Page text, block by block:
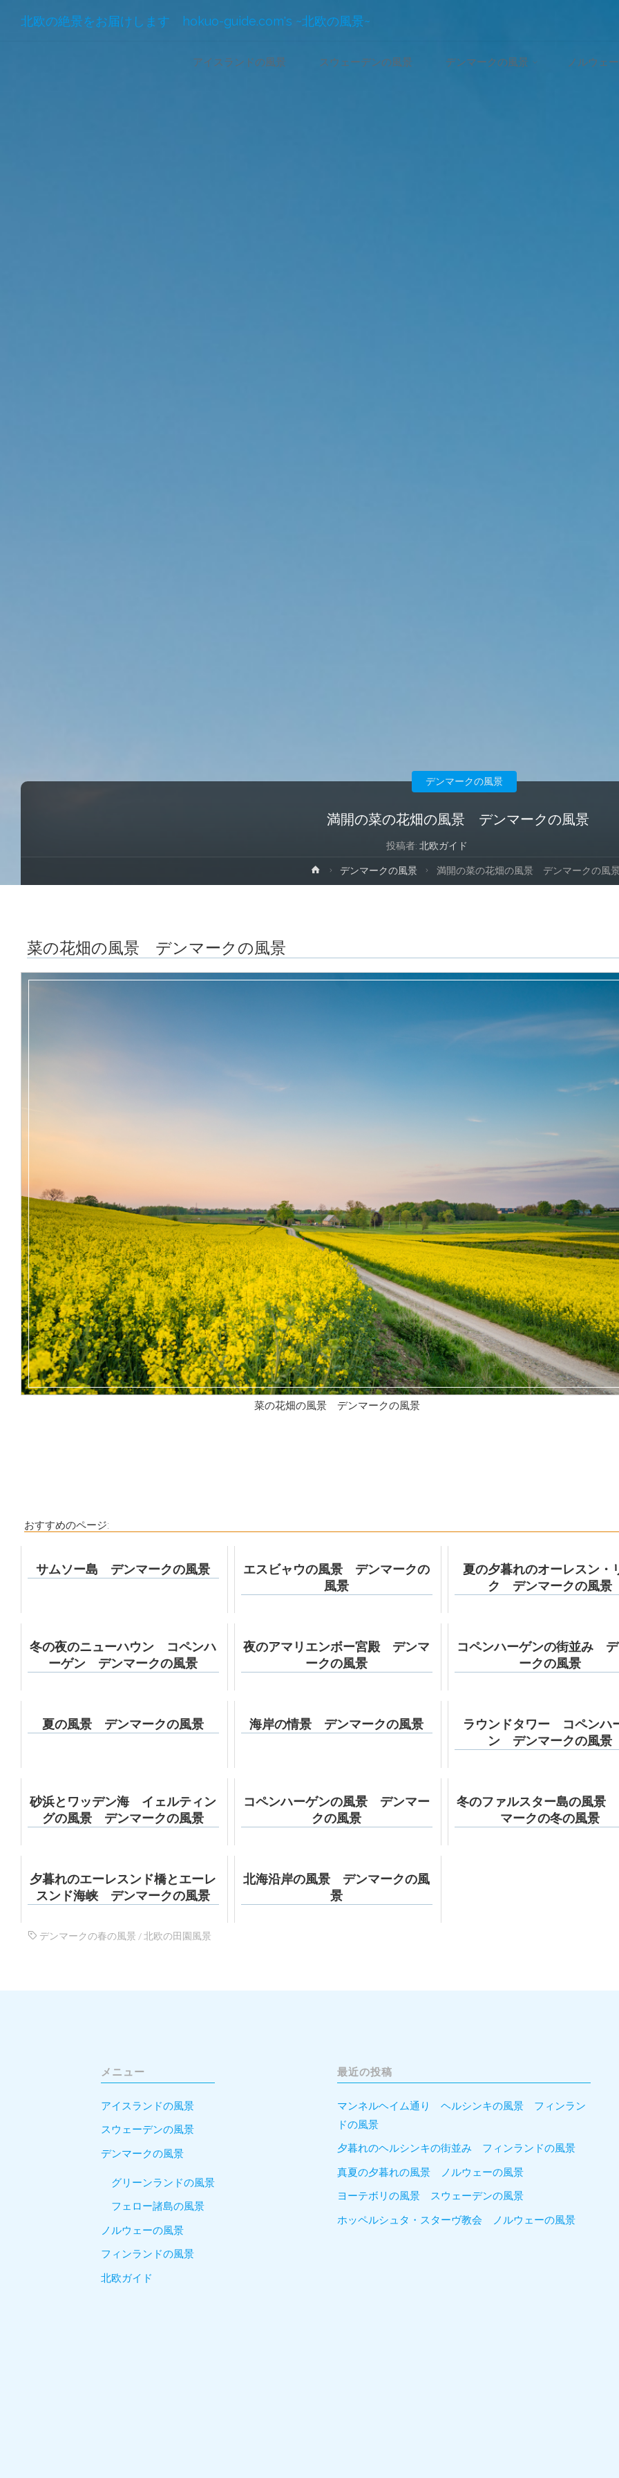
北欧の絶景をお届けします hokuo-guide.com's ~北欧の風景~
コ
アイスランドの風景 スウェーデンの風景 デンマークの風景 ノルウェ
満開の菜の花畑の風景 デンマークの風景
投稿者: 北欧ガイド
デンマークの風景
ホ
ー
デンマークの風景 満開の菜の花畑の風景 デンマークの風
菜の花畑の風景 デンマークの風景
菜の花畑の風景 デンマークの風景
おすすめのページ:
サムソー島 デンマークの風景
エスビャウの風景 デンマークの
風景
夏の夕暮れのオーレスン・
ク デンマークの風景
冬の夜のニューハウン コペンハ
ーゲン デンマークの風景
夜のアマリエンボー宮殿 デンマ
ークの風景
コペンハーゲンの街並み
ークの風景
夏の風景 デンマークの風景 海岸の情景 デンマークの風景
ラウンドタワー コペンハ
ン デンマークの風景
砂浜とワッデン海 イェルティン
グの風景 デンマークの風景
コペンハーゲンの風景 デンマー
クの風景
冬のファルスター島の風景
マークの冬の風景
夕暮れのエーレスンド橋とエーレ
スンド海峡 デンマークの風景
北海沿岸の風景 デンマークの風
景
デンマークの春の風景 / 北欧の田園風景
メニュー
アイスランドの風景
スウェーデンの風景
デンマークの風景
グリーンランドの風景
フェロー諸島の風景
ノルウェーの風景
フィンランドの風景
北欧ガイド
最近の投稿
マンネルヘイム通り ヘルシンキの風景 フィンラン
ドの風景
夕暮れのヘルシンキの街並み フィンランドの風景
真夏の夕暮れの風景 ノルウェーの風景
ヨーテボリの風景 スウェーデンの風景
ホッペルシュタ・スターヴ教会 ノルウェーの風景